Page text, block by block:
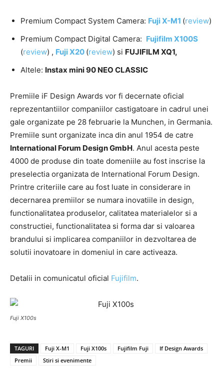
Premium Compact System Camera: Fuji X-M1 (review)
Premium Compact Digital Camera: Fujifilm X100S
(review) , Fuji X20 (review) si FUJIFILM XQ1,
Altele: Instax mini 90 NEO CLASSIC
Premiile iF Design Awards vor fi decernate oficial
reprezentantiilor companiilor castigatoare in cadrul unei
gale organizate pe 28 februarie la Munchen, in Germania.
Premiile sunt organizate inca din anul 1954 de catre
International Forum Design GmbH. Anul acesta peste
4000 de produse din toate domeniile au fost inscrise la
preselectia organizata de International Forum Design.
Printre criteriile care au fost luate in considerare in
decernarea premiilor se numara inovatiile in design,
functionalitatea produselor, calitatea materialelor si a
constructiei, functionalitatea si forma dar si valoarea
brandului si implicarea companiilor in dezvoltarea de
solutii inovatoare in domeniul in care activeaza.
Detalii in comunicatul oficial Fujifilm.
Fuji X100s
TAGURI Fuji X-M1 Fuji X100s Fujifilm Fuji
If Design Awards
Premii
Stiri si evenimente